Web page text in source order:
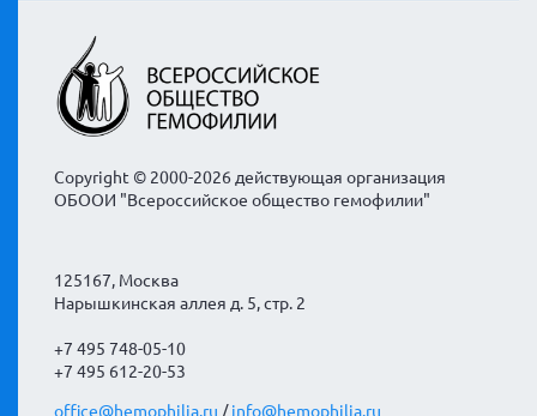
Copyright © 2000-2026 действующая организация
ОБООИ "Всероссийское общество гемофилии"
125167, Москва
Нарышкинская аллея д. 5, стр. 2
+7 495 748-05-10
+7 495 612-20-53
office@hemophilia.ru /info@hemophilia.ru